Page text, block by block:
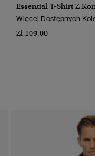
Essential T-Shirt Z
Więcej Dostępnych
Zł 109,00